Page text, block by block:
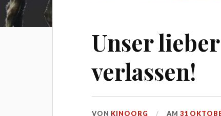
Unser
verlassen!
VON KINOORG AM31